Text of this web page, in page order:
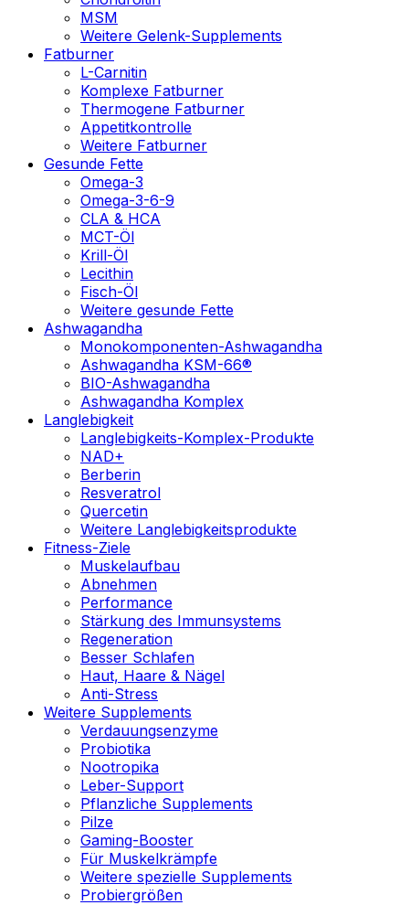
MSM
Weitere Gelenk-Supplements
Fatburner
L-Carnitin
Komplexe Fatburner
Thermogene Fatburner
Appetitkontrolle
Weitere Fatburner
Gesunde Fette
Omega-3
Omega-3-6-9
CLA & HCA
MCT-Öl
Krill-Öl
Lecithin
Fisch-Öl
Weitere gesunde Fette
Ashwagandha
Monokomponenten-Ashwagandha
Ashwagandha KSM-66®
BIO-Ashwagandha
Ashwagandha Komplex
Langlebigkeit
Langlebigkeits-Komplex-Produkte
NAD+
Berberin
Resveratrol
Quercetin
Weitere Langlebigkeitsprodukte
Fitness-Ziele
Muskelaufbau
Abnehmen
Performance
Stärkung des Immunsystems
Regeneration
Besser Schlafen
Haut, Haare & Nägel
Anti-Stress
Weitere Supplements
Verdauungsenzyme
Probiotika
Nootropika
Leber-Support
Pflanzliche Supplements
Pilze
Gaming-Booster
Für Muskelkrämpfe
Weitere spezielle Supplements
Probiergrößen